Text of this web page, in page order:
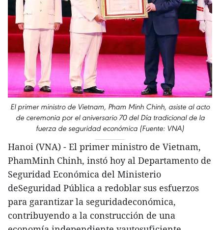
El primer ministro de Vietnam, Pham Minh Chinh, asiste al acto
de ceremonia por el aniversario 70 del Día tradicional de la
fuerza de seguridad económica (Fuente: VNA)
Hanoi (VNA) - El primer ministro de Vietnam,
PhamMinh Chinh, instó hoy al Departamento de
Seguridad Económica del Ministerio
deSeguridad Pública a redoblar sus esfuerzos
para garantizar la seguridadeconómica,
contribuyendo a la construcción de una